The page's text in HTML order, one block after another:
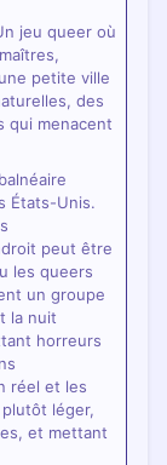
jeu queer où
petite ville
des
qui menacent
États-Unis.
peut être
les queers
un groupe
la nuit
horreurs
réel et les
léger,
et mettant